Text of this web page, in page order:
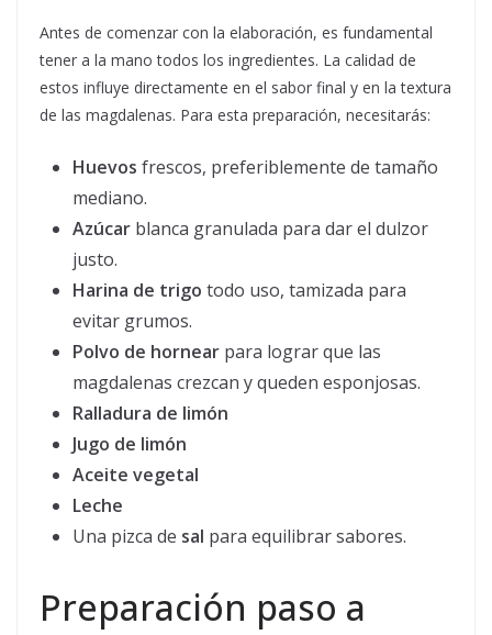
Antes de comenzar con la elaboración, es fundamental
tener a la mano todos los ingredientes. La calidad de
estos influye directamente en el sabor final y en la textura
de las magdalenas. Para esta preparación, necesitarás:
Huevos frescos, preferiblemente de tamaño
mediano.
Azúcar blanca granulada para dar el dulzor
justo.
Harina de trigo todo uso, tamizada para
evitar grumos.
Polvo de hornear para lograr que las
magdalenas crezcan y queden esponjosas.
Ralladura de limón
Jugo de limón
Aceite vegetal
Leche
Una pizca de sal para equilibrar sabores.
Preparación paso a